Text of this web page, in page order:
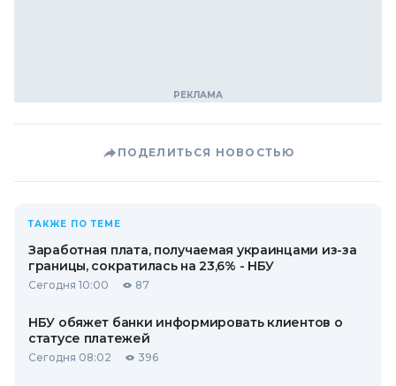
ПОДЕЛИТЬСЯ НОВОСТЬЮ
ТАКЖЕ ПО ТЕМЕ
Заработная плата, получаемая украинцами из-за
границы, сократилась на 23,6% - НБУ
Сегодня 10:00 87
НБУ обяжет банки информировать клиентов о
статусе платежей
Сегодня 08:02 396